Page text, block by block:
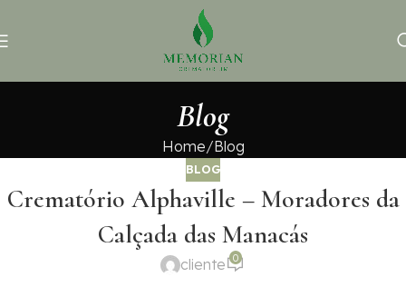
Blog
Home Blog
BLOG
Crematório Alphaville – Moradores da
Calçada das Manacás
cliente 0